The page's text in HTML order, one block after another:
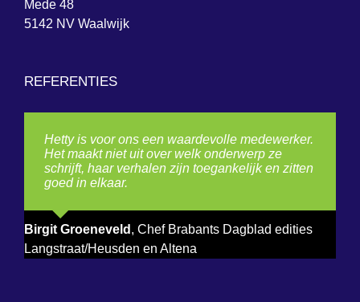
Mede 48
5142 NV Waalwijk
REFERENTIES
Hetty is voor ons een waardevolle medewerker.
Het maakt niet uit over welk onderwerp ze
schrijft, haar verhalen zijn toegankelijk en zitten
goed in elkaar.
Birgit Groeneveld , Chef Brabants Dagblad edities
Langstraat/Heusden en Altena